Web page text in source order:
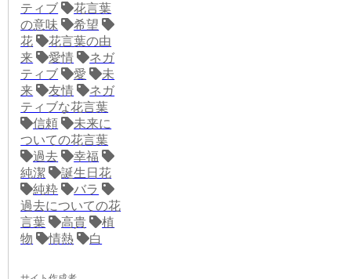
ティブ
花言葉
の意味
希望
花
花言葉の由
来
愛情
ネガ
ティブ
愛
未
来
友情
ネガ
ティブな花言葉
信頼
未来に
ついての花言葉
過去
幸福
純潔
誕生日花
純粋
バラ
過去についての花
言葉
高貴
植
物
情熱 白